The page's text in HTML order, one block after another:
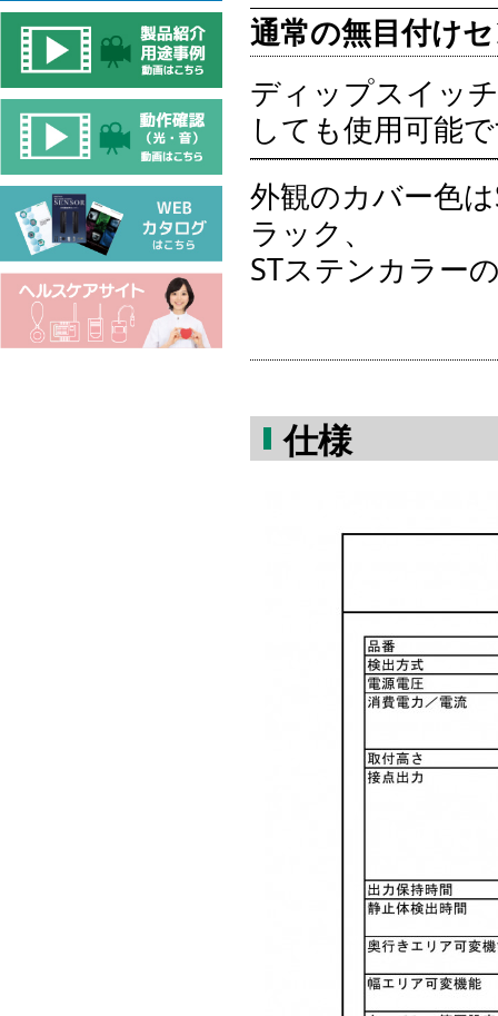
通常の無目付け
ディップスイッ
しても使用可能
外観のカバー色
ラック、
STステンカラー
仕様